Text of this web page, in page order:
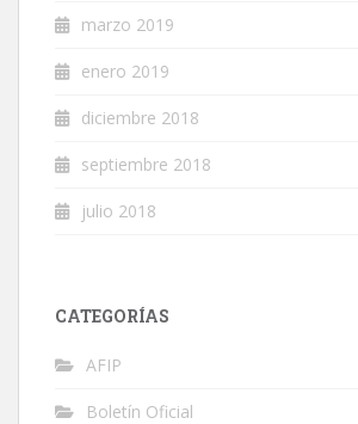
marzo 2019
enero 2019
diciembre 2018
septiembre 2018
julio 2018
CATEGORÍAS
AFIP
Boletín Oficial